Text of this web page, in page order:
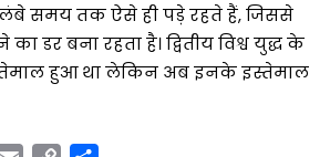
समय तक ऐसे ही पड़े रहते हैं, जिससे
डर बना रहता है। द्वितीय विश्व युद्ध के
हुआ था लेकिन अब इनके इस्तेमाल